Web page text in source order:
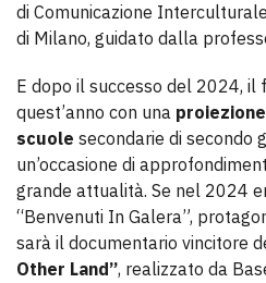
di Comunicazione
di Milano, guidato dalla
E dopo il successo del 2024, il
quest’anno con una
scuole secondarie di secondo
un’occasione di
grande attualità. Se nel 2024
“Benvenuti In Galera”,
sarà il documentario vincitore
Other Land”, realizzato da